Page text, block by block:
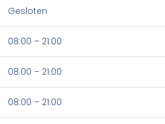
Gesloten
08:00 – 21:00
08:00 – 21:00
08:00 – 21:00